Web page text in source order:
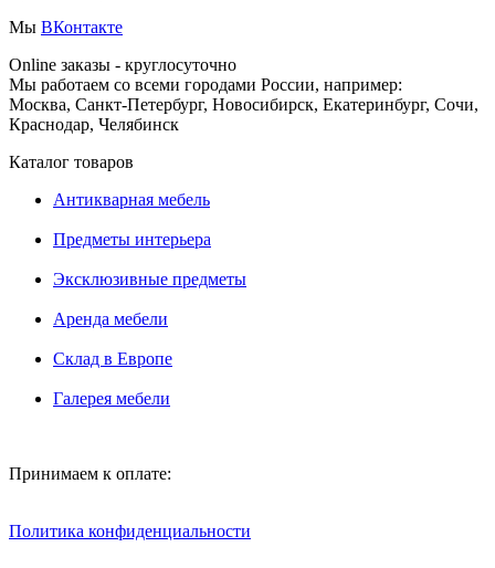
Мы ВКонтакте
Online заказы - круглосуточно
Мы работаем со всеми городами России, например:
Москва, Санкт-Петербург, Новосибирск, Екатеринбург, Сочи,
Краснодар, Челябинск
Каталог товаров
Антикварная мебель
Предметы интерьера
Эксклюзивные предметы
Аренда мебели
Склад в Европе
Галерея мебели
Принимаем к оплате:
Политика конфиденциальности